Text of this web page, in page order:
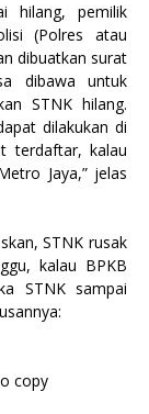
hilang, pemilik
(Polres atau
dibuatkan surat
dibawa untuk
STNK hilang.
dilakukan di
terdaftar, kalau
Jaya,” jelas
STNK rusak
kalau BPKB
STNK sampai
copy